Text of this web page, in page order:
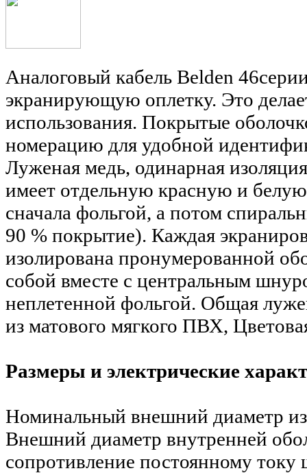
Аналоговый кабель Belden
экранирующую оплетку. Это
использования. Покрытые
номерацию для удобной
Луженая медь, одинарная
имеет отдельную красную и
сначала фольгой, а потом
90 % покрытие). Каждая
изолирована пронумерованной
собой вместе с центральным
неплетенной фольгой. Общая
из матового мягкого ПВХ,
Размеры и электрические
Номинальный внешний диаметр
Внешний диаметр внутренней
сопротивление постоянному